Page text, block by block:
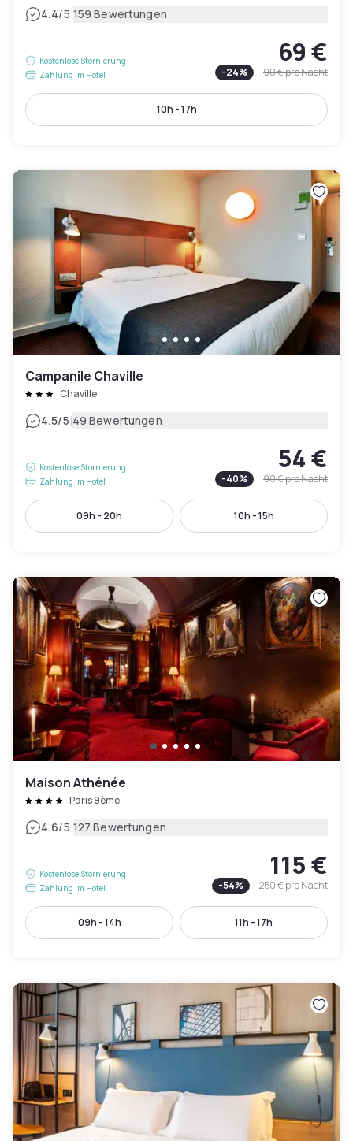
4.4/5|159 Bewertungen
Kostenlose Stornierung
Zahlung im Hotel
69 €
-24% 90 €pro Nacht
10h - 17h
Campanile Chaville
Chaville
4.5/5|49 Bewertungen
Kostenlose Stornierung
Zahlung im Hotel
54 €
-40% 90 €pro Nacht
09h - 20h 10h - 15h
Maison Athénée
Paris 9ème
4.6/5|127 Bewertungen
Kostenlose Stornierung
Zahlung im Hotel
115 €
-54% 250 €pro Nacht
09h - 14h 11h - 17h